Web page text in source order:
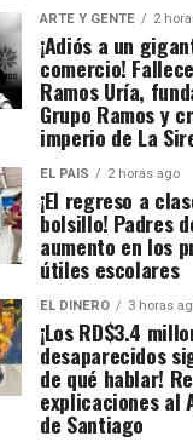
ARTE Y GENTE 2
¡Adiós a un
comercio!
Ramos Uría,
Grupo Ramos y
imperio de La
EL PAIS 2 horas ago
¡El regreso a
bolsillo! Padres
aumento en los
útiles escolares
EL DINERO 3 horas
¡Los RD$3.4
desaparecidos
de qué hablar!
explicaciones al
de Santiago